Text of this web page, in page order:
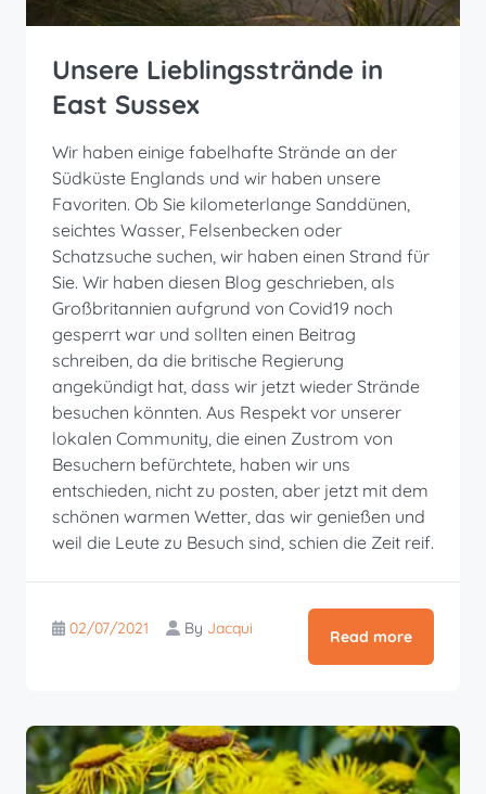
Unsere Lieblingsstrände in
East Sussex
Wir haben einige fabelhafte Strände an der
Südküste Englands und wir haben unsere
Favoriten. Ob Sie kilometerlange Sanddünen,
seichtes Wasser, Felsenbecken oder
Schatzsuche suchen, wir haben einen Strand für
Sie. Wir haben diesen Blog geschrieben, als
Großbritannien aufgrund von Covid19 noch
gesperrt war und sollten einen Beitrag
schreiben, da die britische Regierung
angekündigt hat, dass wir jetzt wieder Strände
besuchen könnten. Aus Respekt vor unserer
lokalen Community, die einen Zustrom von
Besuchern befürchtete, haben wir uns
entschieden, nicht zu posten, aber jetzt mit dem
schönen warmen Wetter, das wir genießen und
weil die Leute zu Besuch sind, schien die Zeit reif.
02/07/2021 By Jacqui Read more